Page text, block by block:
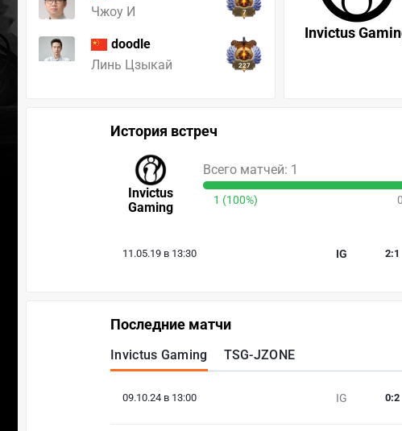
Чжоу И
7
doodle
Линь Цзыкай
227
Invictus
История встреч
Invictus
Gaming
Всего матчей: 1
1 (100%)
11.05.19 в 13:30 IG 2:1
Последние матчи
Invictus Gaming TSG-JZONE
09.10.24 в 13:00 IG 0:2